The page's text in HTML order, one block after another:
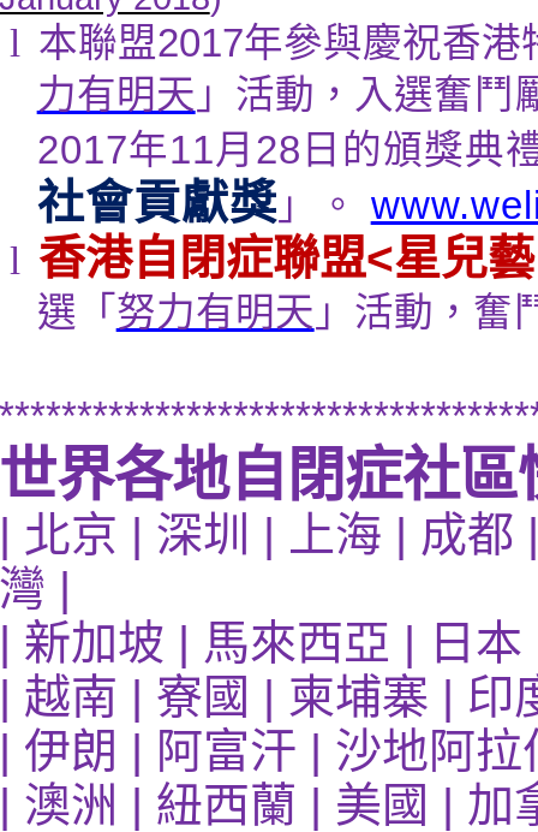
l 本聯盟2017年參與慶祝香港
力有明天 」活動，入選奮鬥
2017年11月 28 日的頒獎典
社會貢獻獎 」。
l 香港自閉症聯盟<星兒
選「 努力有明天 」活動， 奮
界各地自閉症社區
北京 | 深圳 | 上海 | 成都
|
新加坡 | 馬來西亞 | 日本
越南 | 寮國 | 柬埔寨 | 印
伊朗 | 阿富汗 | 沙地阿拉
澳洲 | 紐西蘭 | 美國 | 加